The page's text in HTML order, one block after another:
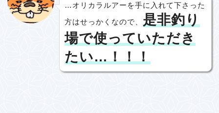
…オリカラルアーを手に入れて下さった
方はせっかくなので、 是非釣り
場で使っていただき
たい…！！！